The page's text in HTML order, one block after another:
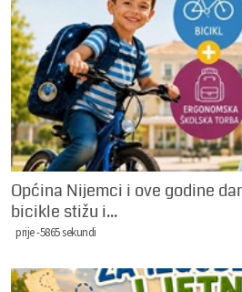
Općina Nijemci i ove godine
bicikle stižu i...
prije -5865 sekundi